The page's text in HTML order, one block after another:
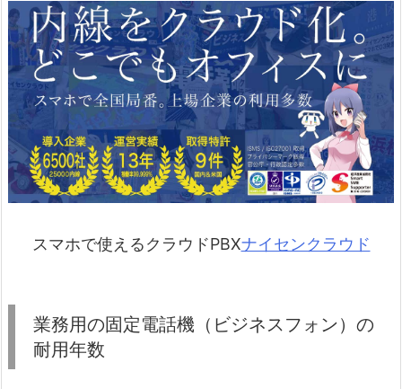
スマホで使えるクラウドPBXナイセンクラウド
業務用の固定電話機（ビジネスフォン）の
耐用年数